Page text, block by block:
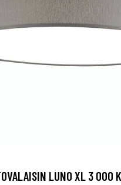
LUNO XL 3 000